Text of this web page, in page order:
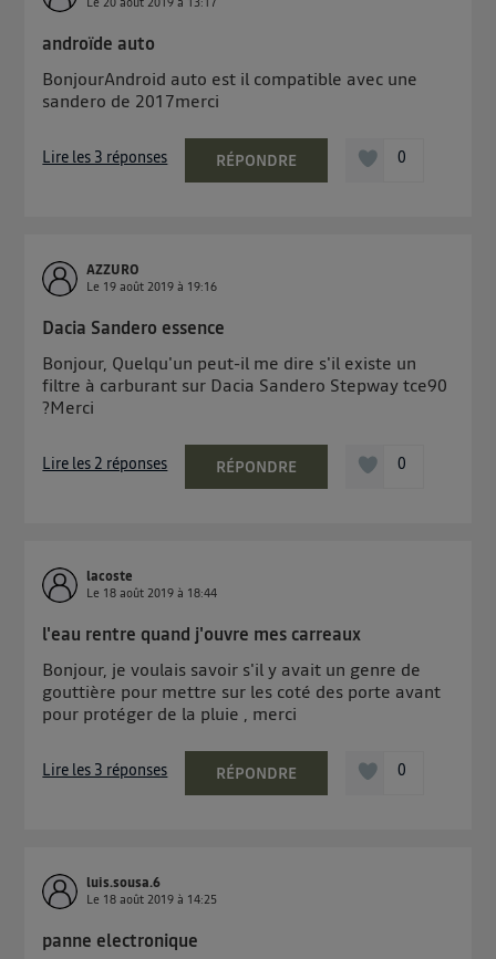
androïde auto
BonjourAndroid auto est il compatible avec une
sandero de 2017merci
Lire les 3 réponses RÉPONDRE 0
AZZURO
Le 19 août 2019 à 19:16
Dacia Sandero essence
Bonjour, Quelqu'un peut-il me dire s'il existe un
filtre à carburant sur Dacia Sandero Stepway tce90
?Merci
Lire les 2 réponses RÉPONDRE 0
lacoste
Le 18 août 2019 à 18:44
l'eau rentre quand j'ouvre mes carreaux
Bonjour, je voulais savoir s'il y avait un genre de
gouttière pour mettre sur les coté des porte avant
pour protéger de la pluie , merci
Lire les 3 réponses RÉPONDRE 0
luis.sousa.6
Le 18 août 2019 à 14:25
panne electronique